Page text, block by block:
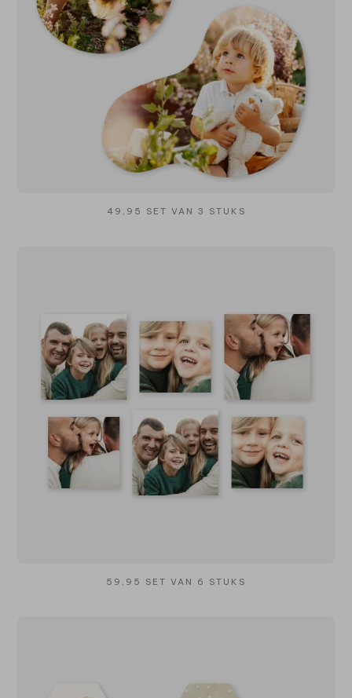
49,95 SET VAN 3 STUKS
59,95 SET VAN 6 STUKS